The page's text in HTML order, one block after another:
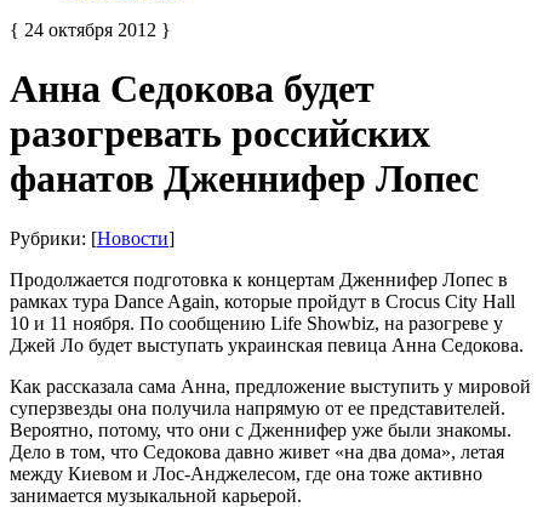
{ 24 октября 2012 }
Анна Седокова будет
разогревать российских
фанатов Дженнифер Лопес
Рубрики: [Новости]
Продолжается подготовка к концертам Дженнифер Лопес в
рамках тура Dance Again, которые пройдут в Crocus City Hall
10 и 11 ноября. По сообщению Life Showbiz, на разогреве у
Джей Ло будет выступать украинская певица Анна Седокова.
Как рассказала сама Анна, предложение выступить у мировой
суперзвезды она получила напрямую от ее представителей.
Вероятно, потому, что они с Дженнифер уже были знакомы.
Дело в том, что Седокова давно живет «на два дома», летая
между Киевом и Лос-Анджелесом, где она тоже активно
занимается музыкальной карьерой.